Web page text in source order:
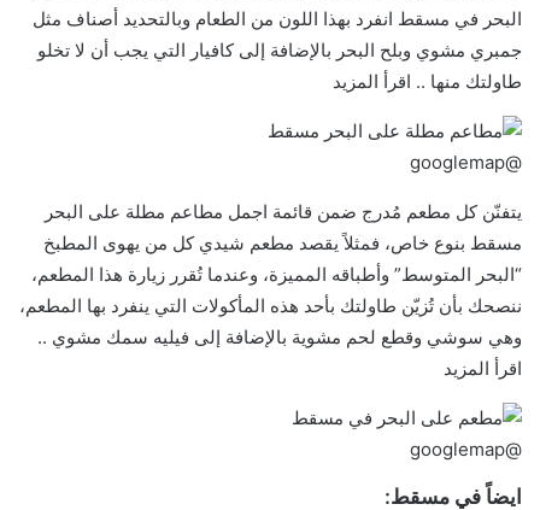
البحر في مسقط انفرد بهذا اللون من الطعام وبالتحديد أصناف مثل
جمبري مشوي وبلح البحر بالإضافة إلى كافيار التي يجب أن لا تخلو
طاولتك منها .. اقرأ المزيد
@googlemap
يتفنّن كل مطعم مُدرج ضمن قائمة اجمل مطاعم مطلة على البحر
مسقط بنوع خاص، فمثلاً يقصد مطعم شيدي كل من يهوى المطبخ
“البحر المتوسط” وأطباقه المميزة، وعندما تُقرر زيارة هذا المطعم،
ننصحك بأن تُزيّن طاولتك بأحد هذه المأكولات التي ينفرد بها المطعم،
وهي سوشي وقطع لحم مشوية بالإضافة إلى فيليه سمك مشوي ..
اقرأ المزيد
@googlemap
ايضاً في مسقط: